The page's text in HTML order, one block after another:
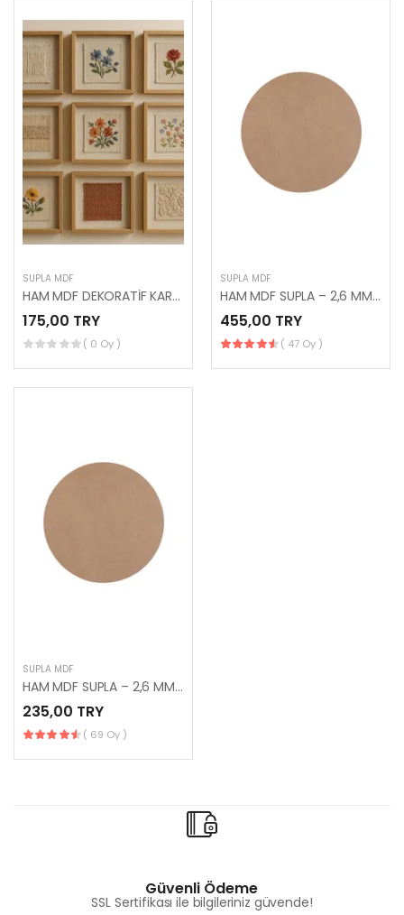
SUPLA MDF
HAM MDF DEKORATİF KARE PANO
175,00 TRY
( 0 Oy )
SUPLA MDF
HAM MDF SUPLA – 2,6 MM / 33 ÇAP – 25 ADET
455,00 TRY
( 47 Oy )
SUPLA MDF
HAM MDF SUPLA – 2,6 MM / 33 ÇAP – 12 ADET
235,00 TRY
( 69 Oy )
Güvenli Ödeme
SSL Sertifikası ile bilgileriniz güvende!